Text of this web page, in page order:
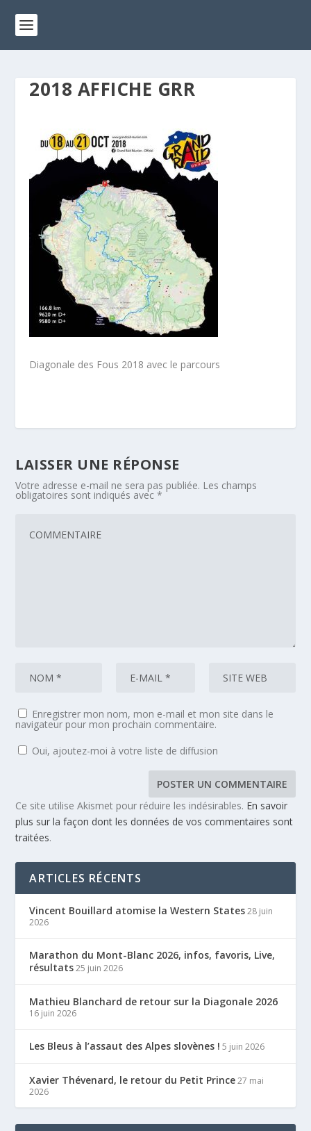
2018 AFFICHE GRR
Diagonale des Fous 2018 avec le parcours
LAISSER UNE RÉPONSE
Votre adresse e-mail ne sera pas publiée. Les champs
obligatoires sont indiqués avec*
Enregistrer mon nom, mon e-mail et mon site dans le
navigateur pour mon prochain commentaire.
Oui, ajoutez-moi à votre liste de diffusion
Ce site utilise Akismet pour réduire les indésirables. En savoir
plus sur la façon dont les données de vos commentaires sont
traitées.
ARTICLES RÉCENTS
Vincent Bouillard atomise la Western States 28 juin
2026
Marathon du Mont-Blanc 2026, infos, favoris, Live,
résultats 25 juin 2026
Mathieu Blanchard de retour sur la Diagonale 2026
16 juin 2026
Les Bleus à l’assaut des Alpes slovènes ! 5 juin 2026
Xavier Thévenard, le retour du Petit Prince 27 mai
2026